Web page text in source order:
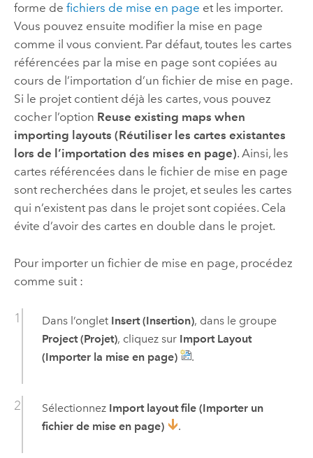
forme de fichiers de mise en page et les importer.
Vous pouvez ensuite modifier la mise en page
comme il vous convient. Par défaut, toutes les cartes
référencées par la mise en page sont copiées au
cours de l’importation d’un fichier de mise en page.
Si le projet contient déjà les cartes, vous pouvez
cocher l’option Reuse existing maps when
importing layouts (Réutiliser les cartes existantes
lors de l’importation des mises en page). Ainsi, les
cartes référencées dans le fichier de mise en page
sont recherchées dans le projet, et seules les cartes
qui n’existent pas dans le projet sont copiées. Cela
évite d’avoir des cartes en double dans le projet.
Pour importer un fichier de mise en page, procédez
comme suit :
Dans l’onglet Insert (Insertion), dans le groupe
Project (Projet), cliquez sur Import Layout
(Importer la mise en page)
.
Sélectionnez Import layout file (Importer un
fichier de mise en page)
.